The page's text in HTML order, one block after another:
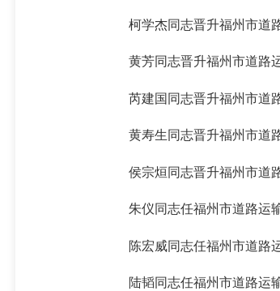
柯学杰同志晋升福州市道
黄芳同志晋升福州市道路
芮建国同志晋升福州市道
黄寿生同志晋升福州市道
侯宗烜同志晋升福州市道
朱仪同志任福州市道路运
陈宏威同志任福州市道路
陆韬同志任福州市道路运